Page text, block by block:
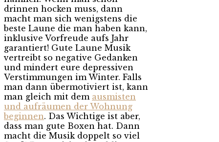
drinnen hocken muss, dann
macht man sich wenigstens die
beste Laune die man haben kann,
inklusive Vorfreude aufs Jahr
garantiert! Gute Laune Musik
vertreibt so negative Gedanken
und mindert eure depressiven
Verstimmungen im Winter. Falls
man dann übermotiviert ist, kann
man gleich mit dem ausmisten
und aufräumen der Wohnung
beginnen. Das Wichtige ist aber,
dass man gute Boxen hat. Dann
macht die Musik doppelt so viel